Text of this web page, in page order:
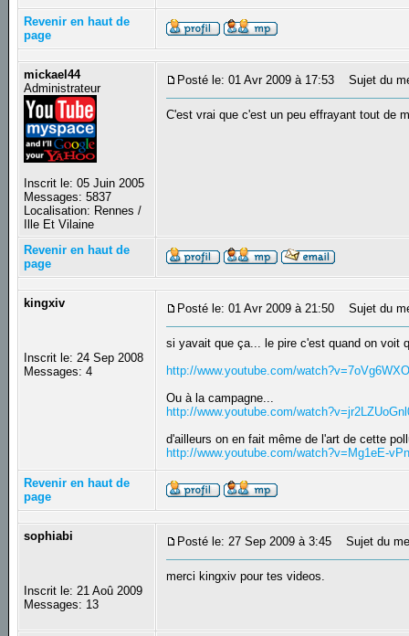
Revenir en haut de
page
mickael44
Administrateur
Inscrit le: 05 Juin 2005
Messages: 5837
Localisation: Rennes /
Ille Et Vilaine
Posté le: 01 Avr 2009 à 17:53 Sujet du
C'est vrai que c'est un peu effrayant tout de
Revenir en haut de
page
kingxiv
Inscrit le: 24 Sep 2008
Messages: 4
Posté le: 01 Avr 2009 à 21:50 Sujet du
si yavait que ça... le pire c'est quand on voit
http://www.youtube.com/
Ou à la campagne...
http://www.youtube.com/
d'ailleurs on en fait même de l'art de cette
http://www.youtube.com/watch?v=Mg1eE-
Revenir en haut de
page
sophiabi
Inscrit le: 21 Aoû 2009
Messages: 13
Posté le: 27 Sep 2009 à 3:45 Sujet du
merci kingxiv pour tes videos.